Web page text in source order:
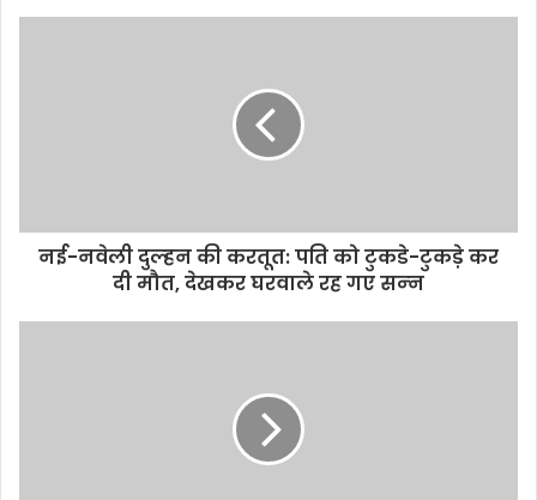
नई-नवेली दुल्‍हन की करतूत: पति को टुकडे-टुकड़े कर
दी मौत, देखकर घरवाले रह गए सन्‍न